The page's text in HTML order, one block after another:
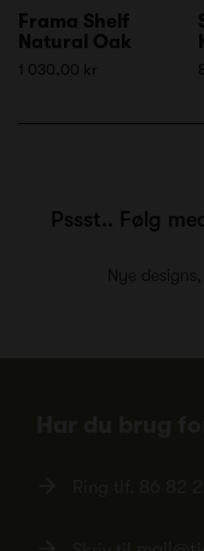
Frama Shelf
Natural Oak
1 030,00 kr
Pssst.. Følg
Nye